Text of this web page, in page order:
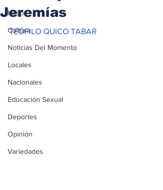
Inicio
Cultura
Noticias Del Momento
Locales
Nacionales
Educación Sexual
Deportes
Opinión
Variedades
Jeremías
TEÓFILO QUICO TABAR